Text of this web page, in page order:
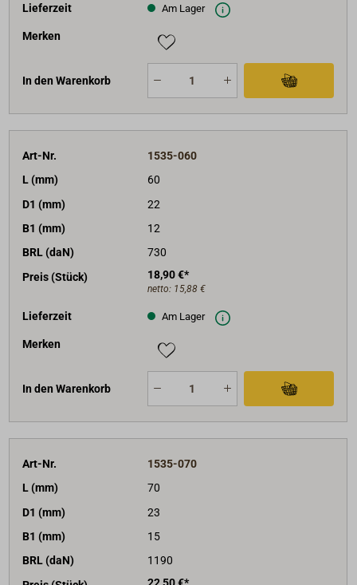
Lieferzeit Am Lager
Merken
In den Warenkorb
Art-Nr.
1535-060
L (mm)
60
D1 (mm)
22
B1 (mm)
12
BRL (daN)
730
Preis (Stück)
18,90 €*
netto: 15,88 €
Lieferzeit Am Lager
Merken
In den Warenkorb
Art-Nr.
1535-070
L (mm)
70
D1 (mm)
23
B1 (mm)
15
BRL (daN)
1190
22,50 €*